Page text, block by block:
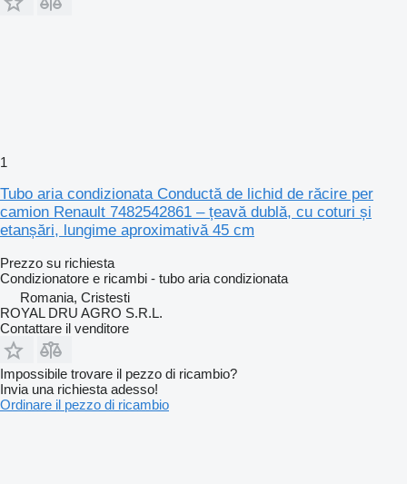
1
Tubo aria condizionata Conductă de lichid de răcire per
camion Renault 7482542861 – țeavă dublă, cu coturi și
etanșări, lungime aproximativă 45 cm
Prezzo su richiesta
Condizionatore e ricambi - tubo aria condizionata
Romania, Cristesti
ROYAL DRU AGRO S.R.L.
Contattare il venditore
Impossibile trovare il pezzo di ricambio?
Invia una richiesta adesso!
Ordinare il pezzo di ricambio